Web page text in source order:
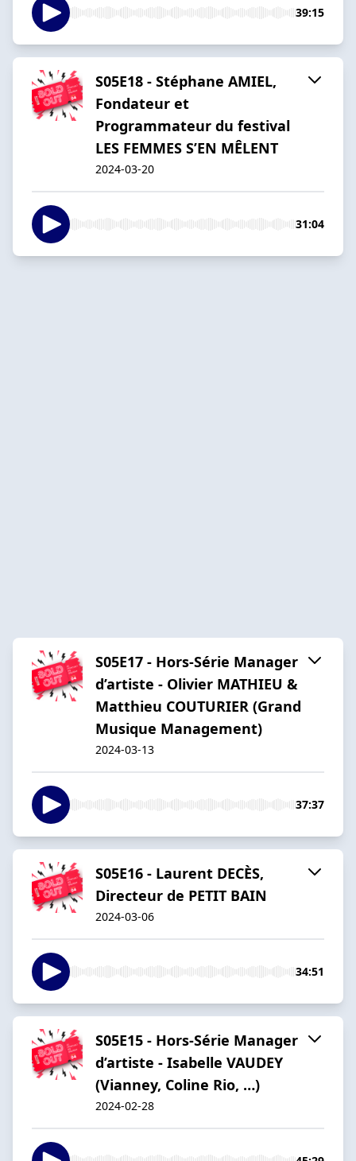
39:15
S05E18 - Stéphane AMIEL,
Fondateur et
Programmateur du festival
LES FEMMES S’EN MÊLENT
2024-03-20
31:04
S05E17 - Hors-Série Manager
d’artiste - Olivier MATHIEU &
Matthieu COUTURIER (Grand
Musique Management)
2024-03-13
37:37
S05E16 - Laurent DECÈS,
Directeur de PETIT BAIN
2024-03-06
34:51
S05E15 - Hors-Série Manager
d’artiste - Isabelle VAUDEY
(Vianney, Coline Rio, …)
2024-02-28